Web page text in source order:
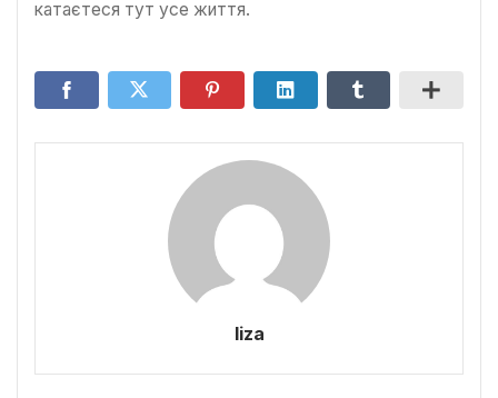
катаєтеся тут усе життя.
liza